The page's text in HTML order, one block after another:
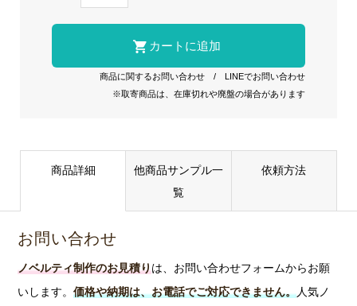
商品に関するお問い合わせ /LINEでお問い合わせ
※取寄商品は、在庫切れや廃盤の場合があります
商品詳細
他商品サンプル一
覧
依頼方法
お問い合わせ
ノベルティ制作のお見積り は、お問い合わせフォームからお願
いします。価格や納期は、お電話でご対応できません。人気ノ